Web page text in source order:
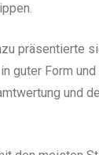
präsentierte
guter Form
und